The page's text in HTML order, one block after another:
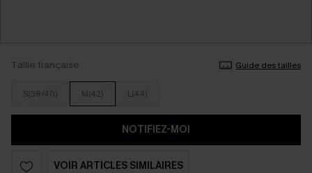
Taille française Guide des tailles
S(38/40) M(42) L(44)
NOTIFIEZ-MOI
VOIR ARTICLES SIMILAIRES